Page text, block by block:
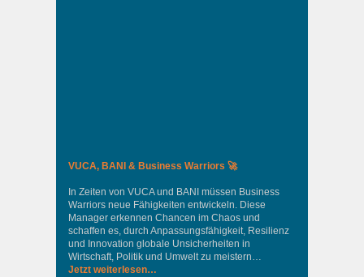
VUCA, BANI & Business Warriors 🚀
In Zeiten von VUCA und BANI müssen Business
Warriors neue Fähigkeiten entwickeln. Diese
Manager erkennen Chancen im Chaos und
schaffen es, durch Anpassungsfähigkeit, Resilienz
und Innovation globale Unsicherheiten in
Wirtschaft, Politik und Umwelt zu meistern…
Jetzt weiterlesen…